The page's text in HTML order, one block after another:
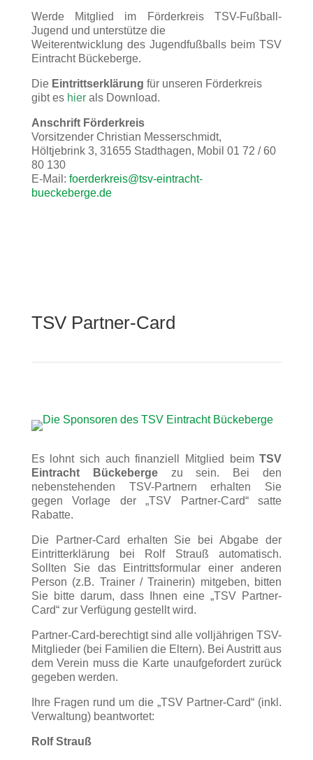
Werde Mitglied im Förderkreis TSV-Fußball-
Jugend und unterstütze die
Weiterentwicklung des Jugendfußballs beim TSV
Eintracht Bückeberge.
Die Eintrittserklärung für unseren Förderkreis
gibt es hier als Download.
Anschrift Förderkreis
Vorsitzender Christian Messerschmidt,
Höltjebrink 3, 31655 Stadthagen, Mobil 01 72 / 60
80 130
E-Mail: foerderkreis@tsv-eintracht-
bueckeberge.de
TSV Partner-Card
Es lohnt sich auch finanziell Mitglied beimTSV
Eintracht Bückebergezu sein. Bei den
nebenstehenden TSV-Partnern erhalten Sie
gegen Vorlage der „TSV Partner-Card“ satte
Rabatte.
Die Partner-Card erhalten Sie bei Abgabe der
Eintritterklärung bei Rolf Strauß automatisch.
Sollten Sie das Eintrittsformular einer anderen
Person (z.B. Trainer / Trainerin) mitgeben, bitten
Sie bitte darum, dass Ihnen eine „TSV Partner-
Card“ zur Verfügung gestellt wird.
Partner-Card-berechtigt sind alle volljährigen TSV-
Mitglieder (bei Familien die Eltern). Bei Austritt aus
dem Verein muss die Karte unaufgefordert zurück
gegeben werden.
Ihre Fragen rund um die „TSV Partner-Card“ (inkl.
Verwaltung) beantwortet:
Rolf Strauß